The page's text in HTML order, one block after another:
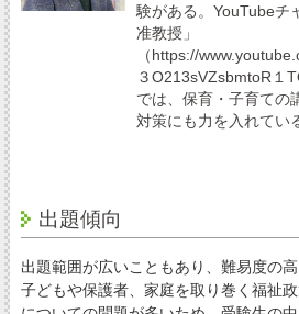
験がある。YouTubeチ
准教授」
（https://
３O213sVZsbmtoR１
では、保育・子育ての
対策にも力を入れてい
出題傾向
出題範囲が広いこともあり、難易度の高
子どもや保護者、家庭を取り巻く福祉